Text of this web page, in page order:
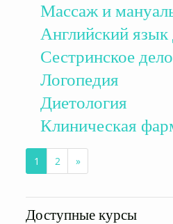
Массаж и
Английский
Сестринское дело
Логопедия
Диетология
Клиническая
1
(текущая)
2
»
Далее
Доступные курсы